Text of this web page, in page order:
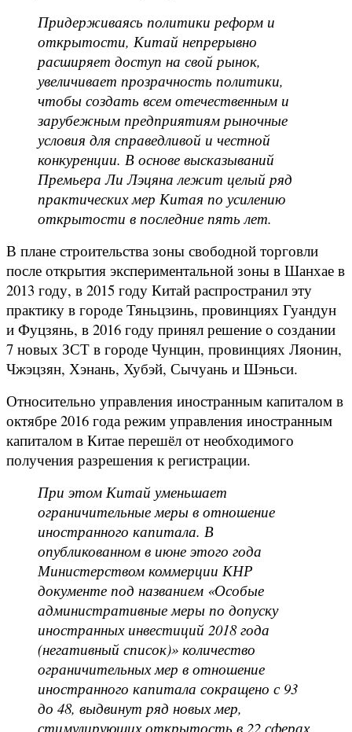
Придерживаясь политики реформ и
открытости, Китай непрерывно
расширяет доступ на свой рынок,
увеличивает прозрачность политики,
чтобы создать всем отечественным и
зарубежным предприятиям рыночные
условия для справедливой и честной
конкуренции. В основе высказываний
Премьера Ли Лэцяна лежит целый ряд
практических мер Китая по усилению
открытости в последние пять лет.
В плане строительства зоны свободной торговли
после открытия экспериментальной зоны в Шанхае в
2013 году, в 2015 году Китай распространил эту
практику в городе Тяньцзинь, провинциях Гуандун
и Фуцзянь, в 2016 году принял решение о создании
7 новых ЗСТ в городе Чунцин, провинциях Ляонин,
Чжэцзян, Хэнань, Хубэй, Сычуань и Шэньси.
Относительно управления иностранным капиталом в
октябре 2016 года режим управления иностранным
капиталом в Китае перешёл от необходимого
получения разрешения к регистрации.
При этом Китай уменьшает
ограничительные меры в отношение
иностранного капитала. В
опубликованном в июне этого года
Министерством коммерции КНР
документе под названием «Особые
административные меры по допуску
иностранных инвестиций 2018 года
(негативный список)» количество
ограничительных мер в отношение
иностранного капитала сокращено с 93
до 48, выдвинут ряд новых мер,
стимулирующих открытость в 22 сферах,